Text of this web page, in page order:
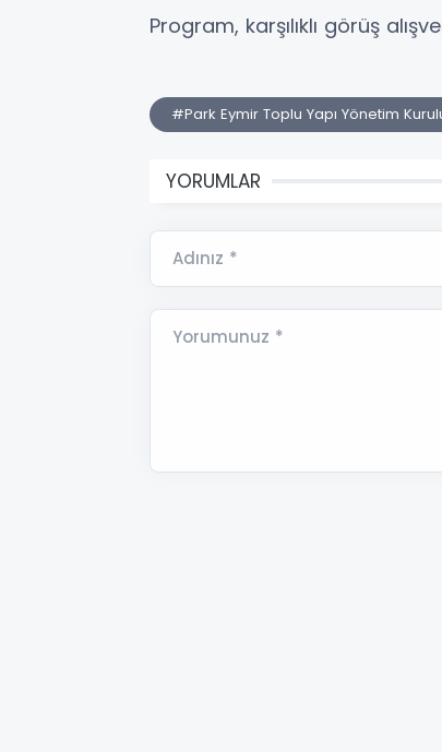
Program, karşılıklı görüş
#Park Eymir Toplu Yapı Yönetim
YORUMLAR
Adınız *
Yorumunuz *